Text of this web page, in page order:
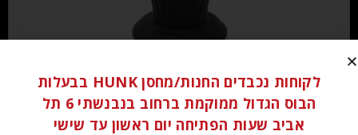
₪80.00
לקוחות נכבדים החנות/מחסן HUNK בבעלות
הבוס הגדול ממוקמת ברחוב בנבנשתי 6 תל
אביב שעות הפתיחה יום ראשון עד שישי